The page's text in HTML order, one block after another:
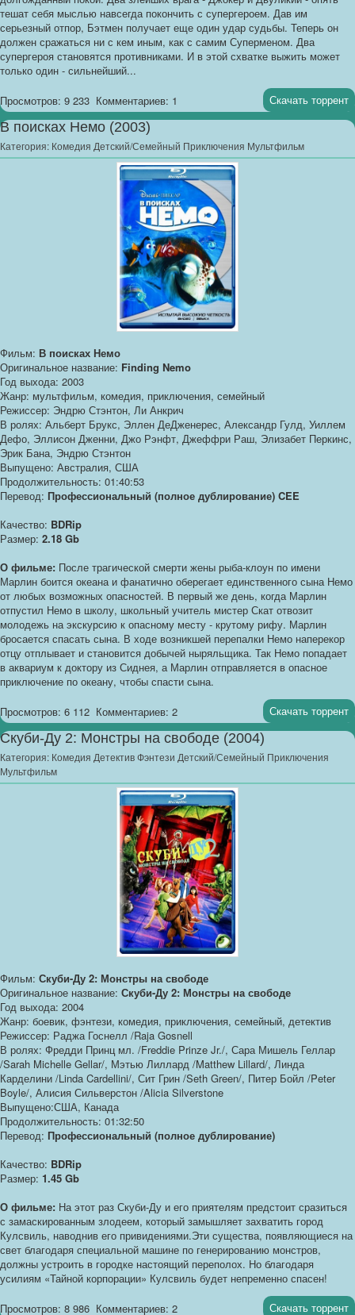
тешат себя мыслью навсегда покончить с супергероем. Дав им
серьезный отпор, Бэтмен получает еще один удар судьбы. Теперь он
должен сражаться ни с кем иным, как с самим Суперменом. Два
супергероя становятся противниками. И в этой схватке выжить может
только один - сильнейший...
Просмотров: 9 233 Комментариев: 1 Скачать торрент
В поисках Немо (2003)
Категория: Комедия Детский/Семейный Приключения Мультфильм
Фильм: В поисках Немо
Оригинальное название: Finding Nemo
Год выхода: 2003
Жанр: мультфильм, комедия, приключения, семейный
Режиссер: Эндрю Стэнтон, Ли Анкрич
В ролях: Альберт Брукс, Эллен ДеДженерес, Александр Гулд, Уиллем
Дефо, Эллисон Дженни, Джо Рэнфт, Джеффри Раш, Элизабет Перкинс,
Эрик Бана, Эндрю Стэнтон
Выпущено: Австралия, США
Продолжительность: 01:40:53
Перевод: Профессиональный (полное дублирование) CEE
Качество: BDRip
Размер: 2.18 Gb
О фильме: После трагической смерти жены рыба-клоун по имени
Марлин боится океана и фанатично оберегает единственного сына Немо
от любых возможных опасностей. В первый же день, когда Марлин
отпустил Немо в школу, школьный учитель мистер Скат отвозит
молодежь на экскурсию к опасному месту - крутому рифу. Марлин
бросается спасать сына. В ходе возникшей перепалки Немо наперекор
отцу отплывает и становится добычей ныряльщика. Так Немо попадает
в аквариум к доктору из Сиднея, а Марлин отправляется в опасное
приключение по океану, чтобы спасти сына.
Просмотров: 6 112 Комментариев: 2 Скачать торрент
Скуби-Ду 2: Монстры на свободе (2004)
Категория: Комедия Детектив Фэнтези Детский/Семейный Приключения
Мультфильм
Фильм: Скуби-Ду 2: Монстры на свободе
Оригинальное название: Скуби-Ду 2: Монстры на свободе
Год выхода: 2004
Жанр: боевик, фэнтези, комедия, приключения, семейный, детектив
Режиссер: Раджа Госнелл /Raja Gosnell
В ролях: Фредди Принц мл. /Freddie Prinze Jr./, Сара Мишель Геллар
/Sarah Michelle Gellar/, Мэтью Лиллард /Matthew Lillard/, Линда
Карделини /Linda Cardellini/, Сит Грин /Seth Green/, Питер Бойл /Peter
Boyle/, Алисия Сильверстон /Alicia Silverstone
Выпущено:США, Канада
Продолжительность: 01:32:50
Перевод: Профессиональный (полное дублирование)
Качество: BDRip
Размер: 1.45 Gb
О фильме: На этот раз Скуби-Ду и его приятелям предстоит сразиться
с замаскированным злодеем, который замышляет захватить город
Кулсвиль, наводнив его привидениями.Эти существа, появляющиеся на
свет благодаря специальной машине по генерированию монстров,
должны устроить в городке настоящий переполох. Но благодаря
усилиям «Тайной корпорации» Кулсвиль будет непременно спасен!
Просмотров: 8 986 Комментариев: 2 Скачать торрент